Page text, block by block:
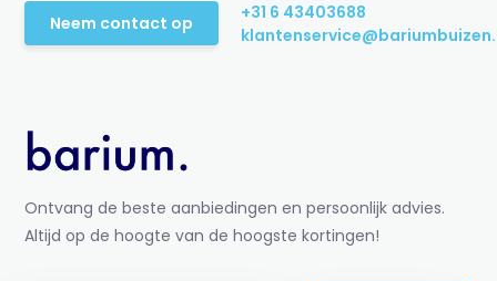
Neem contact op
+31 6 43403688
Ontvang de beste aanbiedingen en persoonlijk advies.
Altijd op de hoogte van de hoogste kortingen!